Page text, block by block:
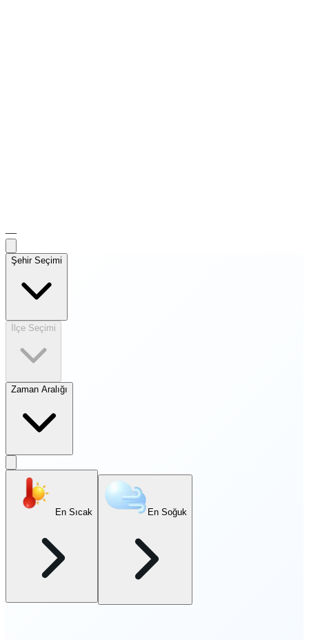
—
Şehir Seçimi
İlçe Seçimi
Zaman Aralığı
En Sıcak En Soğuk